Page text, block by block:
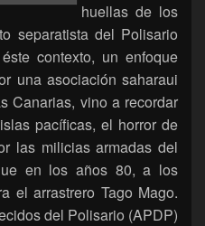
huellas de los
separatista del Polisario
contexto, un enfoque
una asociación saharaui
Canarias, vino a recordar
pacíficas, el horror de
las milicias armadas del
en los años 80, a los
el arrastrero Tago Mago.
del Polisario (APDP)